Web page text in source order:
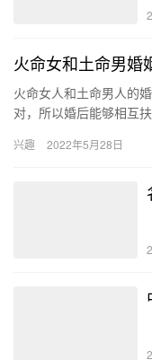
火命女和土命男婚
火命女人和土命男人的
对，所以婚后能够相互
果 …
兴趣 2022年5月28日